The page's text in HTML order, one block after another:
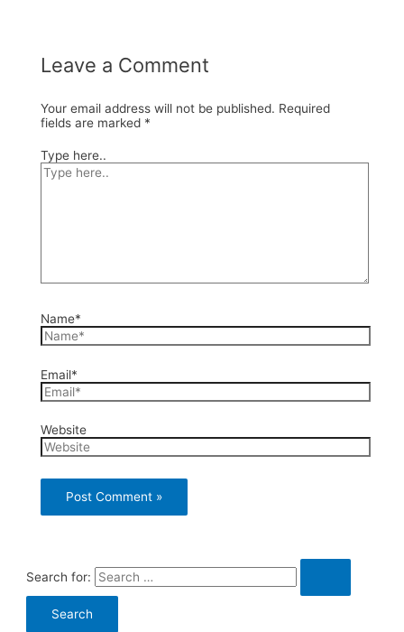
Leave a Comment
Your email address will not be published. Required
fields are marked *
Type here..
Name*
Email*
Website
Search for: